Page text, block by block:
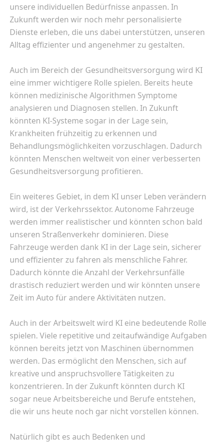
unsere individuellen Bedürfnisse anpassen. In
Zukunft werden wir noch mehr personalisierte
Dienste erleben, die uns dabei unterstützen, unseren
Alltag effizienter und angenehmer zu gestalten.
Auch im Bereich der Gesundheitsversorgung wird KI
eine immer wichtigere Rolle spielen. Bereits heute
können medizinische Algorithmen Symptome
analysieren und Diagnosen stellen. In Zukunft
könnten KI-Systeme sogar in der Lage sein,
Krankheiten frühzeitig zu erkennen und
Behandlungsmöglichkeiten vorzuschlagen. Dadurch
könnten Menschen weltweit von einer verbesserten
Gesundheitsversorgung profitieren.
Ein weiteres Gebiet, in dem KI unser Leben verändern
wird, ist der Verkehrssektor. Autonome Fahrzeuge
werden immer realistischer und könnten schon bald
unseren Straßenverkehr dominieren. Diese
Fahrzeuge werden dank KI in der Lage sein, sicherer
und effizienter zu fahren als menschliche Fahrer.
Dadurch könnte die Anzahl der Verkehrsunfälle
drastisch reduziert werden und wir könnten unsere
Zeit im Auto für andere Aktivitäten nutzen.
Auch in der Arbeitswelt wird KI eine bedeutende Rolle
spielen. Viele repetitive und zeitaufwändige Aufgaben
können bereits jetzt von Maschinen übernommen
werden. Das ermöglicht den Menschen, sich auf
kreative und anspruchsvollere Tätigkeiten zu
konzentrieren. In der Zukunft könnten durch KI
sogar neue Arbeitsbereiche und Berufe entstehen,
die wir uns heute noch gar nicht vorstellen können.
Natürlich gibt es auch Bedenken und